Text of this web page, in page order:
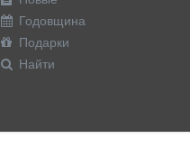
Годовщина
Подарки
Найти